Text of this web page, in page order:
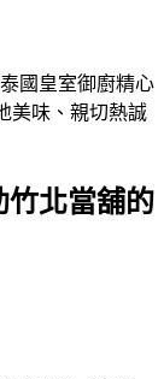
國皇室御廚精心
美味、親切熱誠
竹北當舖的